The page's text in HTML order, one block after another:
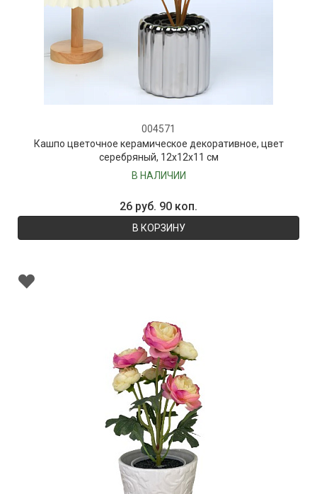
004571
Кашпо цветочное керамическое декоративное, цвет
серебряный, 12х12х11 см
В НАЛИЧИИ
26 руб. 90 коп.
В КОРЗИНУ